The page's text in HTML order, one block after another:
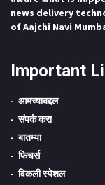
news delivery
of Aajchi Navi
Important
आमच्याबद्दल
संपर्क करा
बातम्या
फिचर्स
विकली स्पेशल